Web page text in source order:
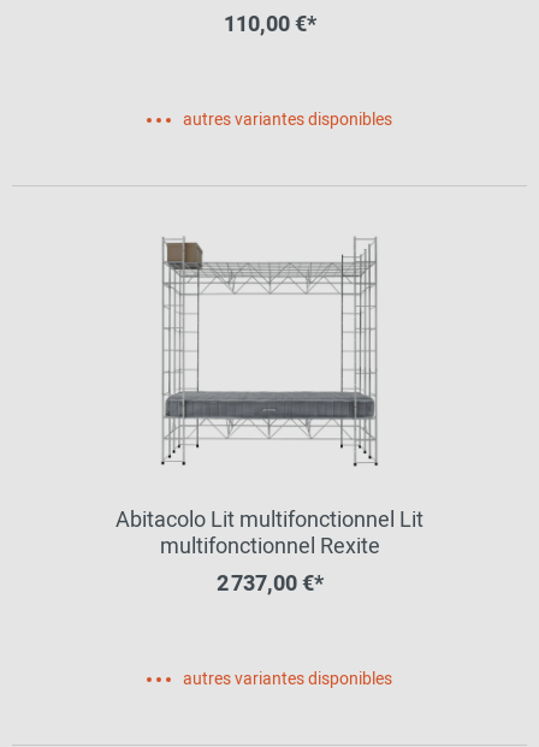
110,00 €*
autres variantes disponibles
Abitacolo Lit multifonctionnel Lit
multifonctionnel Rexite
2 737,00 €*
autres variantes disponibles